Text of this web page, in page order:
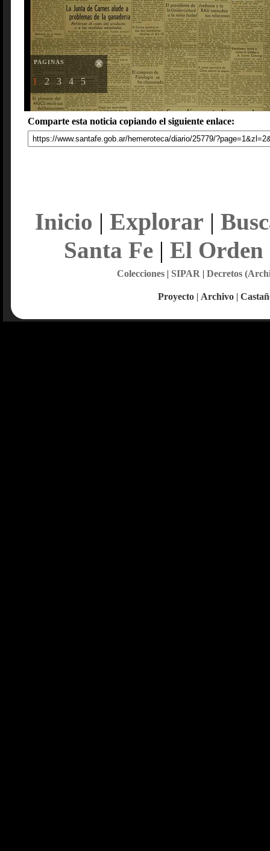
PAGINAS
1 2 3 4 5
Comparte esta noticia copiando el siguiente enlace:
Inicio | Explorar |
Santa Fe| El Orden
Colecciones| SIPAR | Decretos
Proyecto | Archivo |